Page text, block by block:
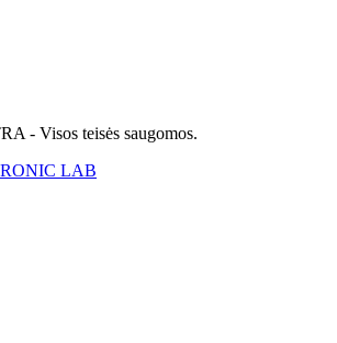
- Visos teisės saugomos.
LAB